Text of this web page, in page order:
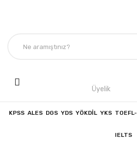
Üyelik
KPSS ALES DGS YDS YÖKDİL YKS TOEFL-
IELTS